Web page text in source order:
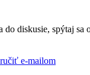
do diskusie, spýtaj sa
e-mailom